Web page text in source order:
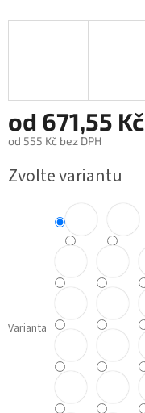
od 671,55 Kč
od 555 Kč bez DPH
cena:
Zvolte variantu
Varianta